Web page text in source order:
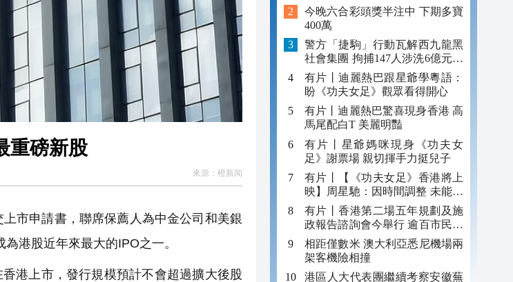
重磅新股
來源： 橙新闻
市申請書，聯席保薦人為中金公司和美銀
港股近年來最大的IPO之一。
港上市，發行規模預計不會超過擴大後股
今晚六合彩頭獎半注中 下期多寶
400萬
警方「捷駒」行動瓦解西九龍黑
社會集團 拘捕147人涉洗6億元黑
錢
有片丨迪麗熱巴跟星爺學粵語：
盼《功夫女足》觀眾看得開心
有片丨迪麗熱巴驚喜現身香港 高
馬尾配白T 美麗明豔
有片丨星爺媽咪現身《功夫女
足》謝票場 親切揮手力挺兒子
有片丨【《功夫女足》香港將上
映】周星馳：因時間調整 未能製
作粵語版 對此深表遺憾
有片丨香港第二場五年規劃及施
政報告諮詢會今舉行 逾百市民出
席
相距僅數米 澳大利亞悉尼機場兩
架客機險相撞
港區人大代表團繼續考察安徽蕪